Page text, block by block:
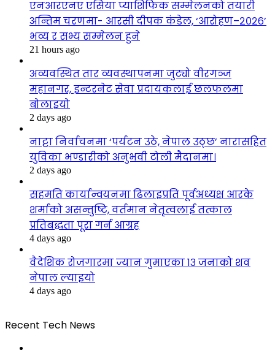
एनआरएनए एसिया प्याशिफिक सम्मेलनको तयारी
अन्तिम चरणमा- आरसी दीपक कंडेल, ‘आरोहण–२०२६’
भव्य र सभ्य सम्मेलन हुने
21 hours ago
अव्यवस्थित तार व्यवस्थापनमा जुट्यो वीरगञ्ज
महानगर, इन्टरनेट सेवा प्रदायकलाई छलफलमा
बोलाइयो
2 days ago
नाट्टा निर्वाचनमा ‘पर्यटन उठे, नेपाल उठ्छ’ नारासहित
युविका भण्डारीको अनुभवी टोली मैदानमा।
2 days ago
सहमति कार्यान्वयनमा ढिलाइप्रति पूर्वअध्यक्ष आरके
शर्माको असन्तुष्टि, वर्तमान नेतृत्वलाई तत्काल
प्रतिबद्धता पूरा गर्न आग्रह
4 days ago
वैदेशिक रोजगारमा ज्यान गुमाएका १३ जनाको शव
नेपाल ल्याइयो
4 days ago
Recent Tech News